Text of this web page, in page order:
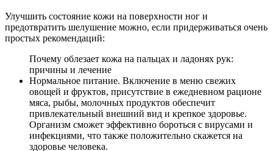
Улучшить состояние кожи на поверхности ног и
предотвратить шелушение можно, если придерживаться очень
простых рекомендаций:
Почему облезает кожа на пальцах и ладонях рук:
причины и лечение
Нормальное питание. Включение в меню свежих
овощей и фруктов, присутствие в ежедневном рационе
мяса, рыбы, молочных продуктов обеспечит
привлекательный внешний вид и крепкое здоровье.
Организм сможет эффективно бороться с вирусами и
инфекциями, что также положительно скажется на
здоровье человека.